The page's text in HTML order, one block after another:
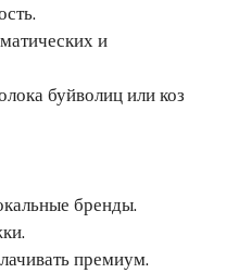
и
буйволиц или коз
бренды.
премиум.